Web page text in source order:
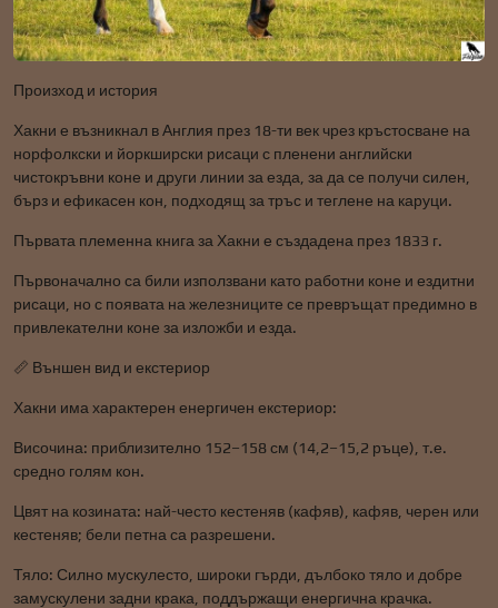
Произход и история
Хакни е възникнал в Англия през 18-ти век чрез кръстосване на
норфолкски и йоркширски рисаци с пленени английски
чистокръвни коне и други линии за езда, за да се получи силен,
бърз и ефикасен кон, подходящ за тръс и теглене на каруци.
Първата племенна книга за Хакни е създадена през 1833 г.
Първоначално са били използвани като работни коне и ездитни
рисаци, но с появата на железниците се превръщат предимно в
привлекателни коне за изложби и езда.
📏 Външен вид и екстериор
Хакни има характерен енергичен екстериор:
Височина: приблизително 152–158 см (14,2–15,2 ръце), т.е.
средно голям кон.
Цвят на козината: най-често кестеняв (кафяв), кафяв, черен или
кестеняв; бели петна са разрешени.
Тяло: Силно мускулесто, широки гърди, дълбоко тяло и добре
замускулени задни крака, поддържащи енергична крачка.